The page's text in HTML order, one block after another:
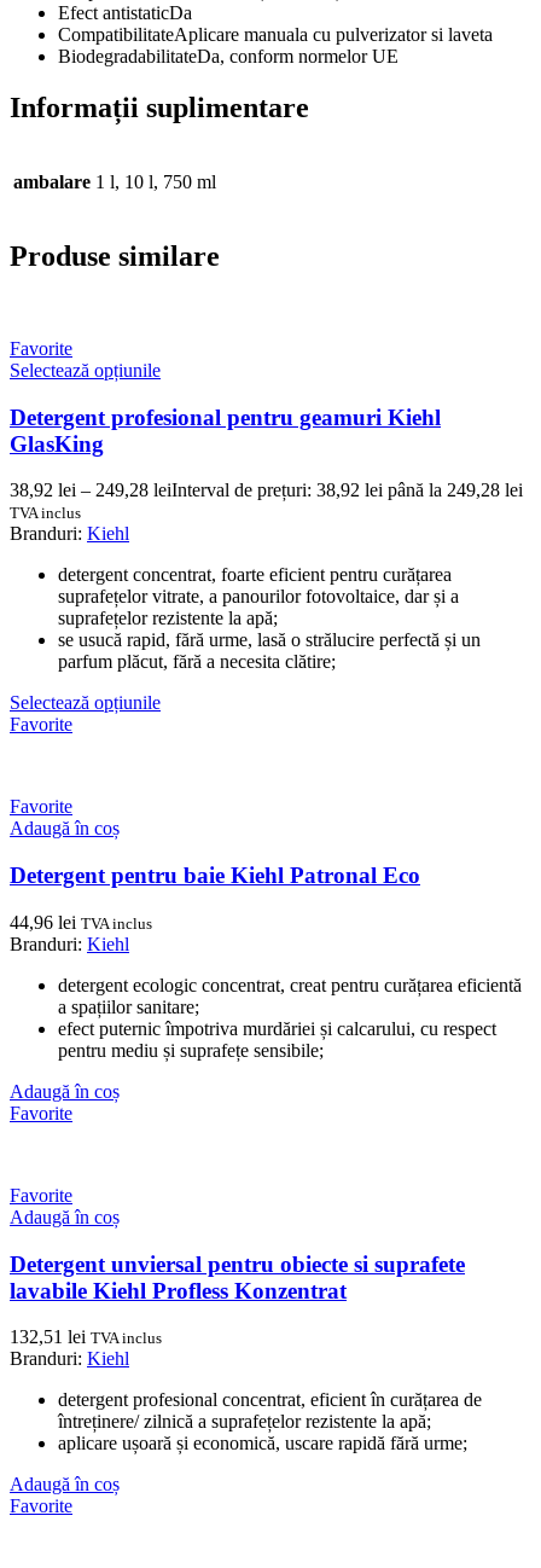
Efect antistaticDa
CompatibilitateAplicare manuala cu pulverizator si laveta
BiodegradabilitateDa, conform normelor UE
Informații suplimentare
ambalare 1 l, 10 l, 750 ml
Produse similare
Favorite
Selectează opțiunile
Detergent profesional pentru geamuri Kiehl
GlasKing
38,92 lei – 249,28 leiInterval de prețuri: 38,92 lei până la 249,28 lei
TVA inclus
Branduri: Kiehl
detergent concentrat, foarte eficient pentru curățarea
suprafețelor vitrate, a panourilor fotovoltaice, dar și a
suprafețelor rezistente la apă;
se usucă rapid, fără urme, lasă o strălucire perfectă și un
parfum plăcut, fără a necesita clătire;
Selectează opțiunile
Favorite
Favorite
Adaugă în coș
Detergent pentru baie Kiehl Patronal Eco
44,96 lei TVA inclus
Branduri: Kiehl
detergent ecologic concentrat, creat pentru curățarea eficientă
a spațiilor sanitare;
efect puternic împotriva murdăriei și calcarului, cu respect
pentru mediu și suprafețe sensibile;
Adaugă în coș
Favorite
Favorite
Adaugă în coș
Detergent unviersal pentru obiecte si suprafete
lavabile Kiehl Profless Konzentrat
132,51 lei TVA inclus
Branduri: Kiehl
detergent profesional concentrat, eficient în curățarea de
întreținere/ zilnică a suprafețelor rezistente la apă;
aplicare ușoară și economică, uscare rapidă fără urme;
Adaugă în coș
Favorite